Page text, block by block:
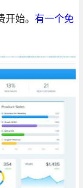
始。 有一个免